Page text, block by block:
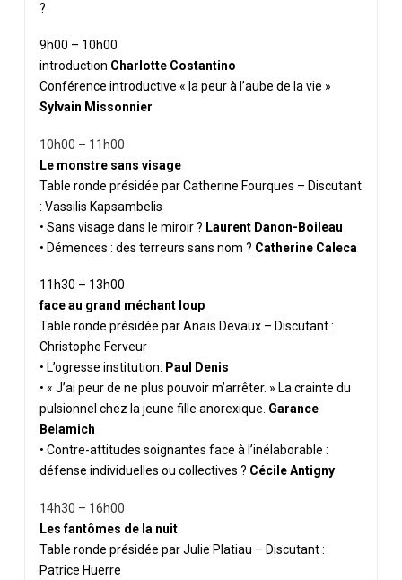
?
9h00 – 10h00
introduction Charlotte Costantino
Conférence introductive « la peur à l’aube de la vie »
Sylvain Missonnier
10h00 – 11h00
Le monstre sans visage
Table ronde présidée par Catherine Fourques – Discutant
: Vassilis Kapsambelis
• Sans visage dans le miroir ? Laurent Danon-Boileau
• Démences : des terreurs sans nom ? Catherine Caleca
11h30 – 13h00
face au grand méchant loup
Table ronde présidée par Anaïs Devaux – Discutant :
Christophe Ferveur
• L’ogresse institution.
Paul Denis
• « J’ai peur de ne plus pouvoir m’arrêter. » La crainte du
pulsionnel chez la jeune fille anorexique. Garance
Belamich
• Contre-attitudes soignantes face à l’inélaborable :
défense individuelles ou collectives ? Cécile Antigny
14h30 – 16h00
Les fantômes de la nuit
Table ronde présidée par Julie Platiau – Discutant :
Patrice Huerre